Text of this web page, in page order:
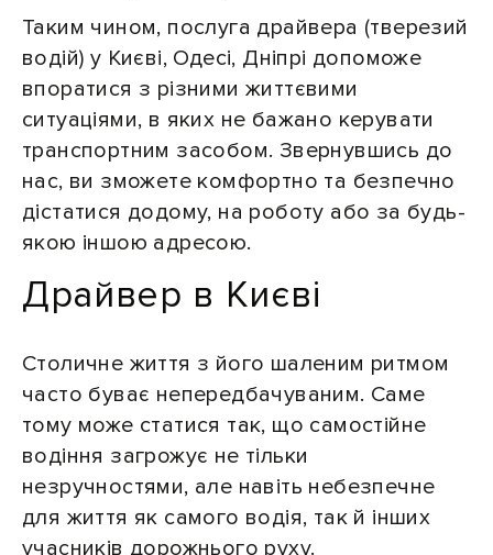
Таким чином, послуга драйвера (тверезий
водій) у Києві, Одесі, Дніпрі допоможе
впоратися з різними життєвими
ситуаціями, в яких не бажано керувати
транспортним засобом. Звернувшись до
нас, ви зможете комфортно та безпечно
дістатися додому, на роботу або за будь-
якою іншою адресою.
Драйвер в Києві
Столичне життя з його шаленим ритмом
часто буває непередбачуваним. Саме
тому може статися так, що самостійне
водіння загрожує не тільки
незручностями, але навіть небезпечне
для життя як самого водія, так й інших
учасників дорожнього руху.